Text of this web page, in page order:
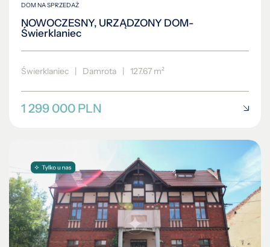
DOM NA SPRZEDAŻ
NOWOCZESNY, URZĄDZONY DOM-
Świerklaniec
Świerklaniec | Damrota | 127.67 m²
1 299 000 PLN